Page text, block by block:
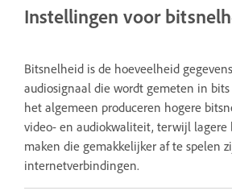
Instellingen voor
Bitsnelheid is de hoeveelheid
audiosignaal die wordt gemeten in bits
het algemeen produceren hogere
video- en audiokwaliteit, terwijl lagere
maken die gemakkelijker af te spelen
internetverbindingen.